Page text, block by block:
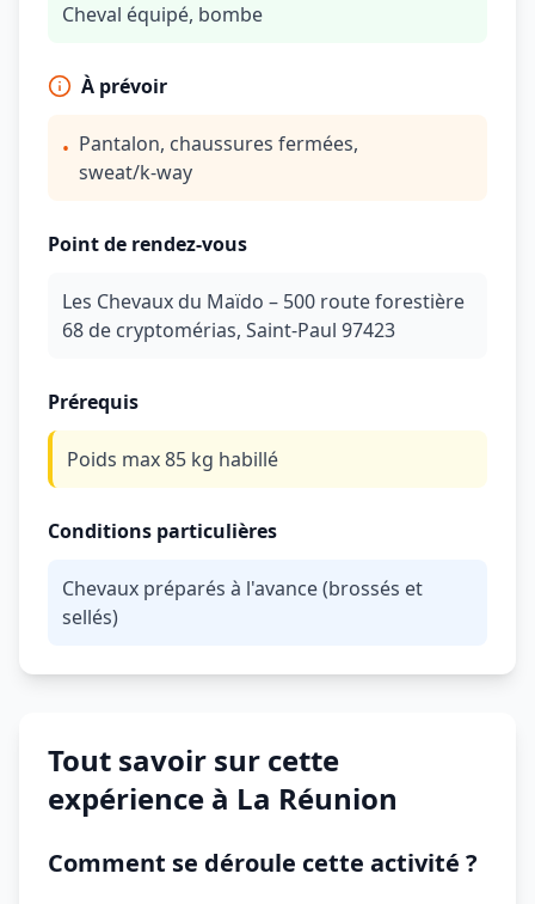
Cheval équipé, bombe
À prévoir
• Pantalon, chaussures fermées,
sweat/k‑way
Point de rendez-vous
Les Chevaux du Maïdo – 500 route forestière
68 de cryptomérias, Saint‑Paul 97423
Prérequis
Poids max 85 kg habillé
Conditions particulières
Chevaux préparés à l'avance (brossés et
sellés)
Tout savoir sur cette
expérience à La Réunion
Comment se déroule cette activité ?